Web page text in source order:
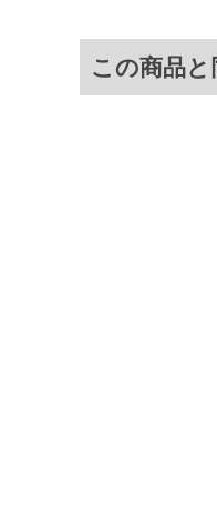
6L
8L
この商品